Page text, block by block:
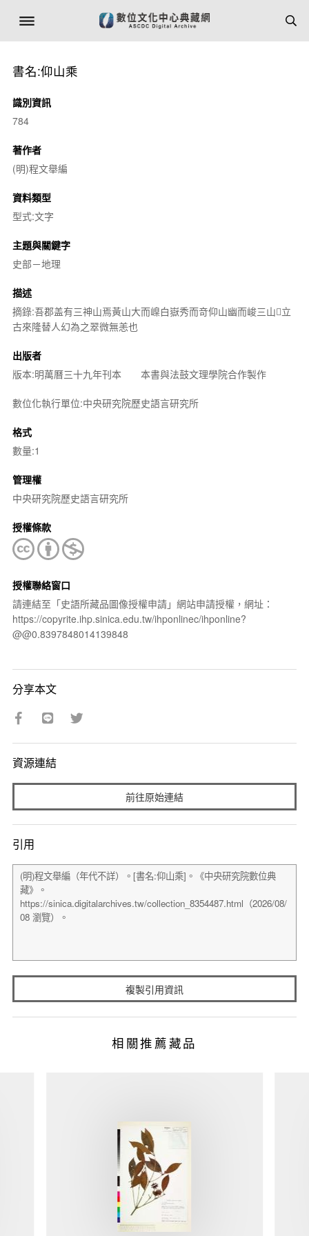
書名:仰山乘
識別資訊
784
著作者
(明)程文舉編
資料類型
型式:文字
主題與關鍵字
史部－地理
描述
摘錄:吾郡盖有三神山焉黃山大而嵲白嶽秀而竒仰山幽而峻三山𪔂立
古來隆替人幻為之翠微無恙也
出版者
版本:明萬曆三十九年刊本 本書與法鼓文理學院合作製作
數位化執行單位:中央研究院歷史語言研究所
格式
數量:1
管理權
中央研究院歷史語言研究所
授權條款
授權聯絡窗口
請連結至「史語所藏品圖像授權申請」網站申請授權，網址：
https://copyrite.ihp.sinica.edu.tw/ihponlinec/ihponline?
@@0.8397848014139848
分享本文
資源連結
前往原始連結
引用
複製引用資訊
相關推薦藏品